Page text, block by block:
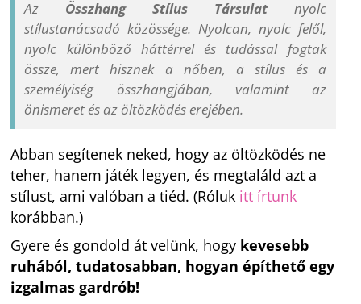
Az Összhang Stílus Társulatnyolc
stílustanácsadó közössége. Nyolcan, nyolc felől,
nyolc különböző háttérrel és tudással fogtak
össze, mert hisznek a nőben, a stílus és a
személyiség összhangjában, valamint az
önismeret és az öltözködés erejében.
Abban segítenek neked, hogy az öltözködés ne
teher, hanem játék legyen, és megtaláld azt a
stílust, ami valóban a tiéd. (Róluk itt írtunk
korábban.)
Gyere és gondold át velünk, hogy kevesebb
ruhából, tudatosabban, hogyan építhető egy
izgalmas gardrób!